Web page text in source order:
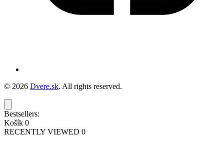
© 2026 Dvere.sk. All rights reserved.
Bestsellers:
Košík 0
RECENTLY VIEWED 0